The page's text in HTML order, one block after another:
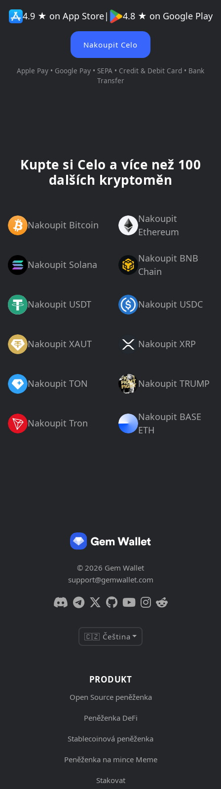
4.9 ★ on App Store| 4.8 ★ on Google Play
Nakoupit Celo
Apple Pay • Google Pay • SEPA • Credit & Debit Card • Bank
Transfer
Kupte si Celo a více než 100
dalších kryptoměn
Nakoupit Bitcoin
Nakoupit
Ethereum
Nakoupit Solana
Nakoupit BNB
Chain
Nakoupit USDT Nakoupit USDC
Nakoupit XAUT Nakoupit XRP
Nakoupit TON Nakoupit TRUMP
Nakoupit Tron
Nakoupit BASE
ETH
© 2026 Gem Wallet
support@gemwallet.com
🇨🇿 Čeština
PRODUKT
Open Source peněženka
Peněženka DeFi
Stablecoinová peněženka
Peněženka na mince Meme
Stakovat